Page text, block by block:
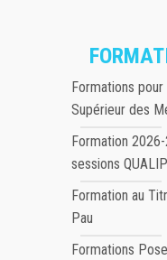
Formations
Supérieur des
Formation
sessions
Formation au
Pau
Formations